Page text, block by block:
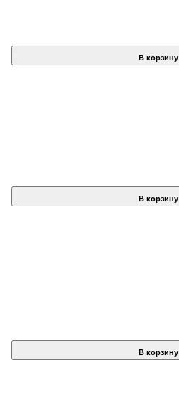
В корзину
В корзину
В корзину